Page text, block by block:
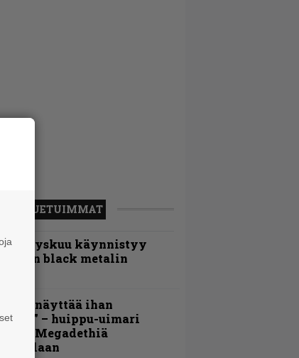
LUETUIMMAT
syyskuu käynnistyy
black metalin
näyttää ihan
– huippu-uimari
Megadethiä